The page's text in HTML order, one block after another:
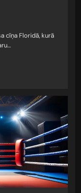
cīņa Floridā, kurā